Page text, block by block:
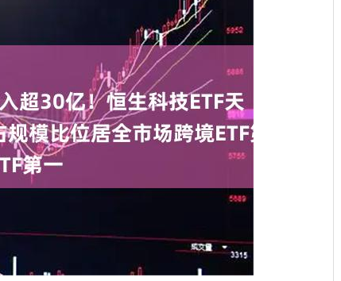
沪深300 4694.44